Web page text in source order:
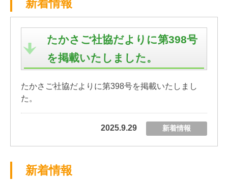
新着情報
たかさご社協だよりに第398号
を掲載いたしました。
たかさご社協だよりに第398号を掲載いたしまし
た。
2025.9.29 新着情報
新着情報